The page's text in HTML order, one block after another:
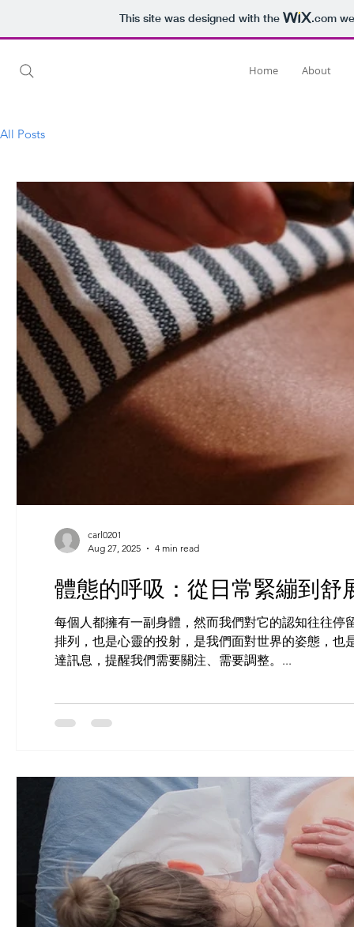
This site was designed with the .com
Home About
All Posts
體態的呼吸：從日常緊繃到舒
每個人都擁有一副身體，然而我們對它的認知往往
排列，也是心靈的投射，是我們面對世界的姿態，
達訊息，提醒我們需要關注、需要調整。...
carl0201
Aug 27, 2025
4 min read